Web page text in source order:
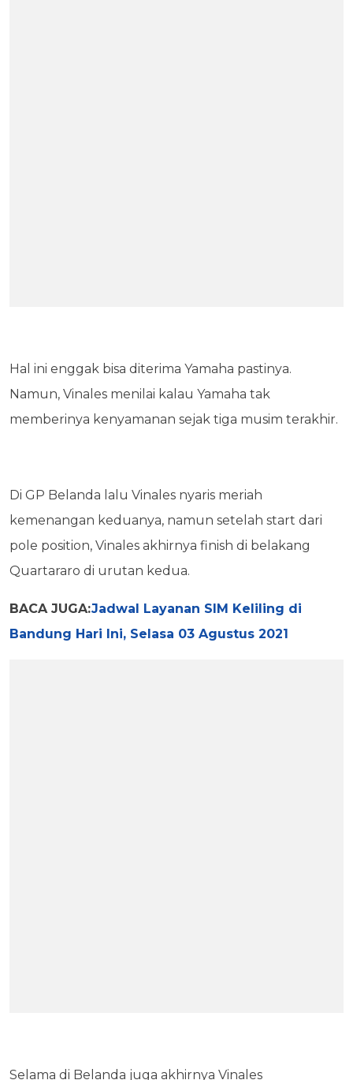
Hal ini enggak bisa diterima Yamaha pastinya.
Namun, Vinales menilai kalau Yamaha tak
memberinya kenyamanan sejak tiga musim terakhir.
Di GP Belanda lalu Vinales nyaris meriah
kemenangan keduanya, namun setelah start dari
pole position, Vinales akhirnya finish di belakang
Quartararo di urutan kedua.
BACA JUGA:Jadwal Layanan SIM Keliling di
Bandung Hari Ini, Selasa 03 Agustus 2021
Selama di Belanda juga akhirnya Vinales